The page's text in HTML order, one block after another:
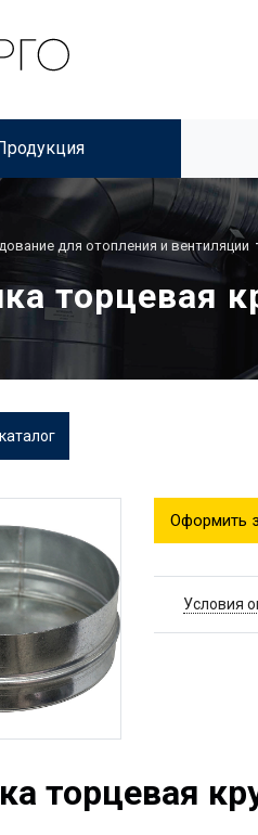
для отопления и вентиляции
торцевая
Оформить
Условия
торцевая